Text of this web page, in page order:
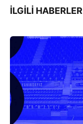
İLGILI HABERLER